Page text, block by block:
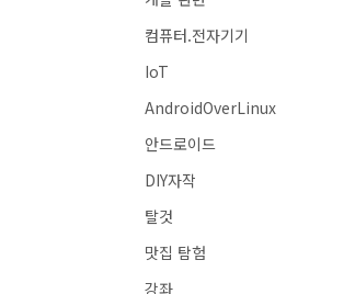
컴퓨터.전자기기
IoT
AndroidOverLinux
안드로이드
DIY자작
탈것
맛집 탐험
강좌